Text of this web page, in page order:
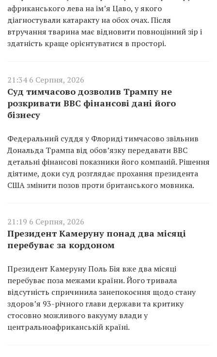
африканського лева на ім’я Цаво, у якого
діагностували катаракту на обох очах. Після
втручання тварина має відновити повноцінний зір і
здатність краще орієнтуватися в просторі.
21:34 6 Серпня, 2026
Суд тимчасово дозволив Трампу не
розкривати BBC фінансові дані його
бізнесу
Федеральний суддя у Флориді тимчасово звільнив
Дональда Трампа від обов’язку передавати BBC
детальні фінансові показники його компаній. Рішення
діятиме, доки суд розглядає прохання президента
США змінити позов проти британського мовника.
21:19 6 Серпня, 2026
Президент Камеруну понад два місяці
перебуває за кордоном
Президент Камеруну Поль Бія вже два місяці
перебуває поза межами країни. Його тривала
відсутність спричинила занепокоєння щодо стану
здоров’я 93-річного глави держави та критику
стосовно можливого вакууму влади у
центральноафриканській країні.